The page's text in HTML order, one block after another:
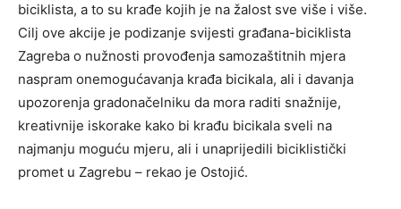
biciklista, a to su krađe kojih je na žalost sve više i više.
Cilj ove akcije je podizanje svijesti građana-biciklista
Zagreba o nužnosti provođenja samozaštitnih mjera
naspram onemogućavanja krađa bicikala, ali i davanja
upozorenja gradonačelniku da mora raditi snažnije,
kreativnije iskorake kako bi krađu bicikala sveli na
najmanju moguću mjeru, ali i unaprijedili biciklistički
promet u Zagrebu – rekao je Ostojić.